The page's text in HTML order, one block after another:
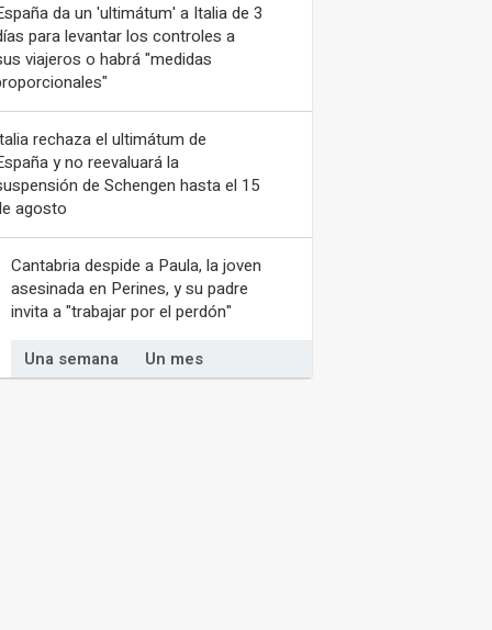
da un 'ultimátum' a Italia de 3
para levantar los controles a
viajeros o habrá "medidas
rechaza el ultimátum de
y no reevaluará la
de Schengen hasta el 15
agosto
Cantabria despide a Paula, la joven
asesinada en Perines, y su padre
invita a "trabajar por el perdón"
Una semana
Un mes